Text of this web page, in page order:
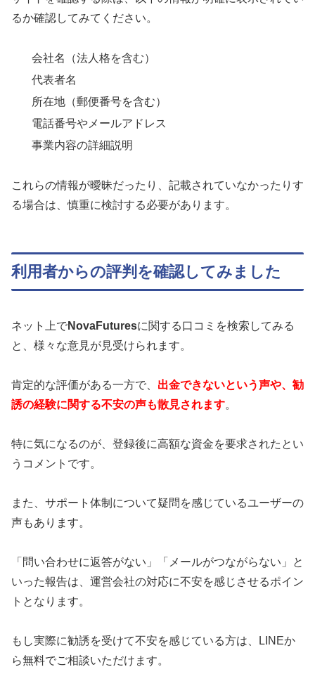
るか確認してみてください。
会社名（法人格を含む）
代表者名
所在地（郵便番号を含む）
電話番号やメールアドレス
事業内容の詳細説明
これらの情報が曖昧だったり、記載されていなかったりす
る場合は、慎重に検討する必要があります。
利用者からの評判を確認してみました
ネット上でNovaFuturesに関する口コミを検索してみる
と、様々な意見が見受けられます。
肯定的な評価がある一方で、 出金できないという声や、勧
誘の経験に関する不安の声も散見されます。
特に気になるのが、登録後に高額な資金を要求されたとい
うコメントです。
また、サポート体制について疑問を感じているユーザーの
声もあります。
「問い合わせに返答がない」「メールがつながらない」と
いった報告は、運営会社の対応に不安を感じさせるポイン
トとなります。
もし実際に勧誘を受けて不安を感じている方は、LINEか
ら無料でご相談いただけます。